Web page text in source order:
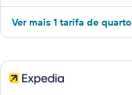
Ver mais 1 tarifa de quarto